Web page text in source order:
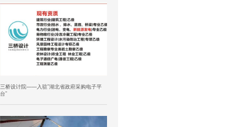
三桥设计院——入驻”湖北省政府采购电子平
台”